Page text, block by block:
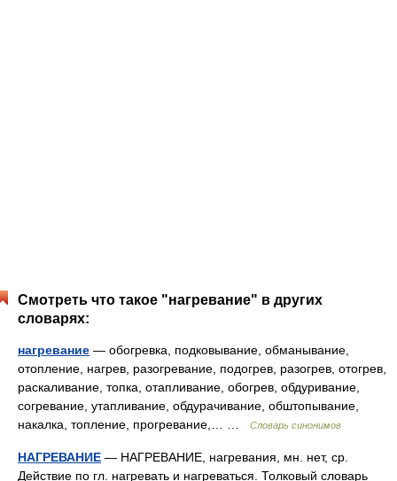
Смотреть что такое "нагревание" в других
словарях:
нагревание — обогревка, подковывание, обманывание,
отопление, нагрев, разогревание, подогрев, разогрев, отогрев,
раскаливание, топка, отапливание, обогрев, обдуривание,
согревание, утапливание, обдурачивание, обштопывание,
накалка, топление, прогревание,… …
Словарь синонимов
НАГРЕВАНИЕ — НАГРЕВАНИЕ, нагревания, мн. нет, ср.
Действие по гл. нагревать и нагреваться. Толковый словарь